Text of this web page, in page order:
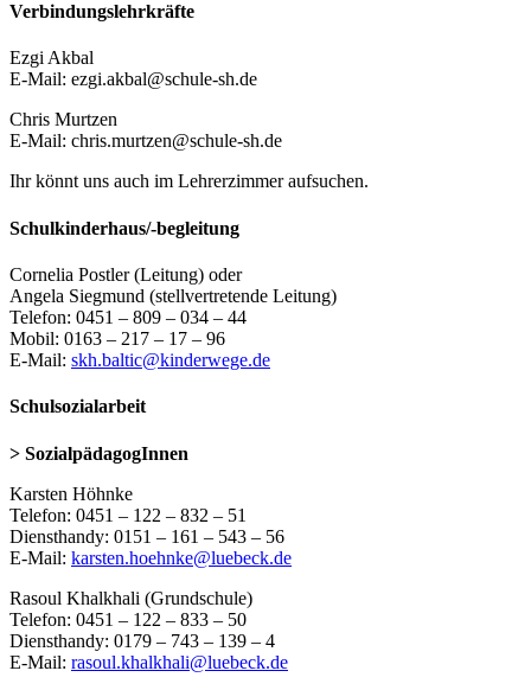
Verbindungslehrkräfte
Ezgi Akbal
E-Mail: ezgi.akbal@schule-sh.de
Chris Murtzen
E-Mail: chris.murtzen@schule-sh.de
Ihr könnt uns auch im Lehrerzimmer aufsuchen.
Schulkinderhaus/-begleitung
Cornelia Postler (Leitung) oder
Angela Siegmund (stellvertretende Leitung)
Telefon: 0451 – 809 – 034 – 44
Mobil: 0163 – 217 – 17 – 96
E-Mail: skh.baltic@kinderwege.de
Schulsozialarbeit
> SozialpädagogInnen
Karsten Höhnke
Telefon: 0451 – 122 – 832 – 51
Diensthandy: 0151 – 161 – 543 – 56
E-Mail: karsten.hoehnke@luebeck.de
Rasoul Khalkhali (Grundschule)
Telefon: 0451 – 122 – 833 – 50
Diensthandy: 0179 – 743 – 139 – 4
E-Mail: rasoul.khalkhali@luebeck.de